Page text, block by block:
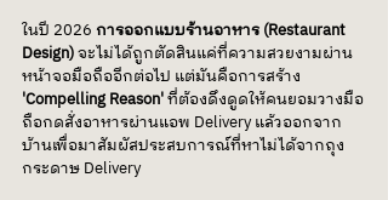
ในปี 2026 การออกแบบร้านอาหาร (Restaurant
Design) จะไม่ได้ถูกตัดสินแค่ที่ความสวยงามผ่าน
หน้าจอมือถืออีกต่อไป แต่มันคือการสร้าง
'Compelling Reason' ที่ต้องดึงดูดให้คนยอมวางมือ
ถือกดสั่งอาหารผ่านแอพ Delivery แล้วออกจาก
บ้านเพื่อมาสัมผัสประสบการณ์ที่หาไม่ได้จากถุง
กระดาษ Delivery